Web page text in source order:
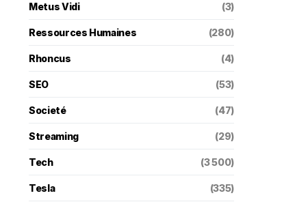
Metus Vidi (3)
Ressources Humaines (280)
Rhoncus (4)
SEO (53)
Societé (47)
Streaming (29)
Tech (3 500)
Tesla (335)